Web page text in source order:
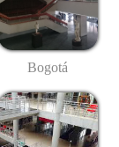
Bogotá